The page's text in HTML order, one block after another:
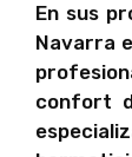
En sus
Navarra
confort